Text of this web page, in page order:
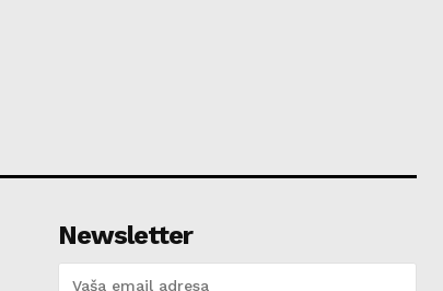
Newsletter